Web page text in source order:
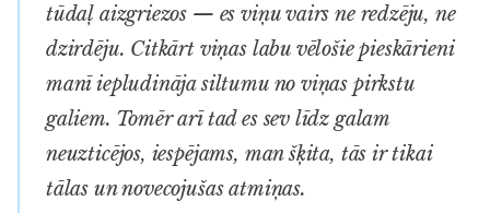
tūdaļ aizgriezos — es viņu vairs ne redzēju, ne
dzirdēju. Citkārt viņas labu vēlošie pieskārieni
manī iepludināja siltumu no viņas pirkstu
galiem. Tomēr arī tad es sev līdz galam
neuzticējos, iespējams, man šķita, tās ir tikai
tālas un novecojušas atmiņas.